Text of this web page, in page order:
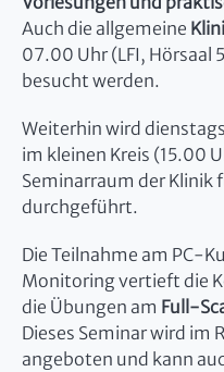
Auch die allgemeine
07.00 Uhr (LFI, Hörsaal
besucht werden.
Weiterhin wird
im kleinen Kreis (15.00
Seminarraum der Klinik
durchgeführt.
Die Teilnahme am PC-
Monitoring vertieft die
die Übungen am Full-
Dieses Seminar wird im
angeboten und kann